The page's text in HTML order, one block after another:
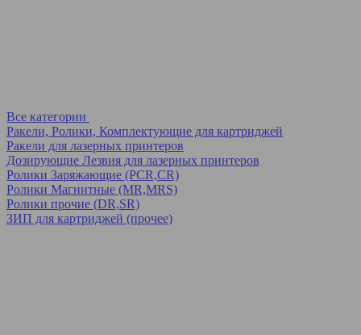
Все категории
Ракели, Ролики, Комплектующие для картриджей
Ракели для лазерных принтеров
Дозирующие Лезвия для лазерных принтеров
Ролики Заряжающие (PCR,CR)
Ролики Магнитные (MR,MRS)
Ролики прочие (DR,SR)
ЗИП для картриджей (прочее)